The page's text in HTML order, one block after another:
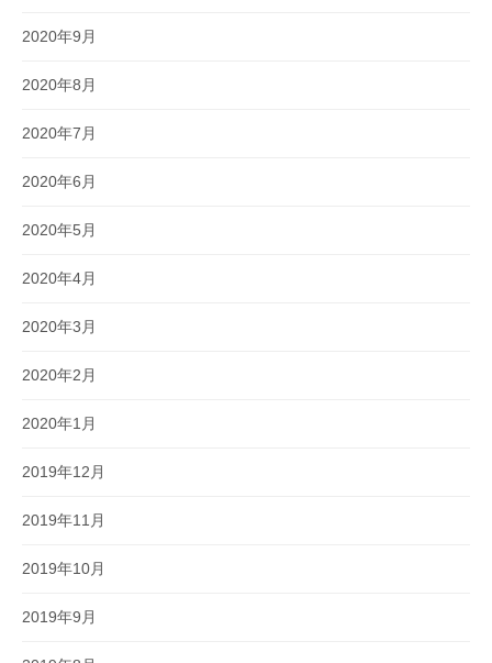
2020年9月
2020年8月
2020年7月
2020年6月
2020年5月
2020年4月
2020年3月
2020年2月
2020年1月
2019年12月
2019年11月
2019年10月
2019年9月